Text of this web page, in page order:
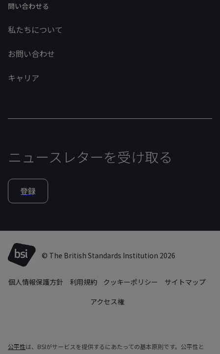
問い合わせる
私たちについて
お問い合わせ
キャリア
ニュースレターを受け取る
登録
© The British Standards Institution 2026
個人情報保護方針 利用規約 クッキーポリシー
サイトマップ
アクセス権
公平性は、BSIがサービスを提供するにあたっての基本原則です。公平性と